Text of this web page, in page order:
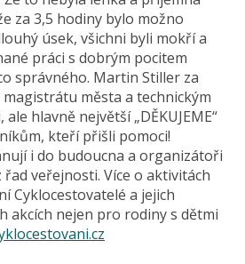
za 3,5 hodiny bylo možno
úsek, všichni byli mokří a
práci s dobrým pocitem
správného. Martin Stiller za
města a technickým
hlavně největší „DĚKUJEME“
kteří přišli pomoci!
i do budoucna a organizátoři
řad veřejnosti. Více o aktivitách
Cyklocestovatelé a jejich
akcích nejen pro rodiny s dětmi